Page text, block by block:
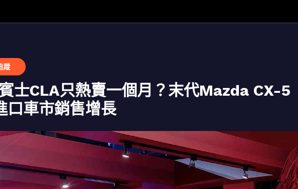
蹤
賓士CLA只熱賣一個月？末代Mazda CX-5
口車市銷售增長